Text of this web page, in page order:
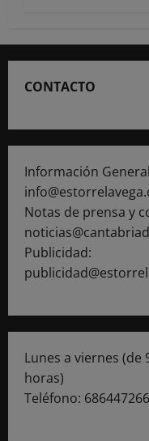
CONTACTO
Información
Notas de prensa y
Publicidad:
Lunes a viernes (de
horas)
Teléfono: 686447266